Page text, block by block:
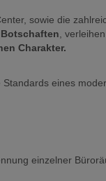
sowie die
Botschaften, verleihen
Charakter.
eines
einzelner